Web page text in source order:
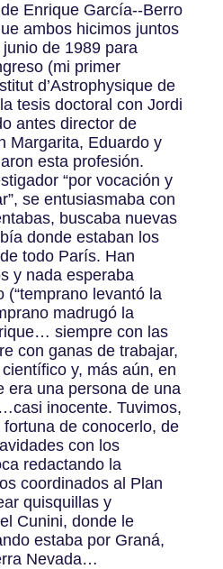
Enrique García-­‐Berro
ambos hicimos juntos
de 1989 para
(mi primer
d’Astrophysique de
tesis doctoral con Jordi
antes director de
Margarita, Eduardo y
esta profesión.
“por vocación y
se entusiasmaba con
buscaba nuevas
donde estaban los
todo París. Han
y nada esperaba
(“temprano levantó la
madrugó la
siempre con las
con ganas de trabajar,
y, más aún, en
era una persona de una
inocente. Tuvimos,
de conocerlo, de
con los
redactando la
coordinados al Plan
quisquillas y
Cunini, donde le
estaba por Graná,
Nevada…